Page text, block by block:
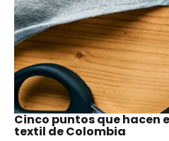
NOTICIAS
COLOMBIA